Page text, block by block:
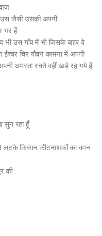
उस जैसी उसकी अपनी
भर हैं
भी उस गाँव में भी जिसके बाहर वे
चिर यौवन कामना में अपनी
अमरता रचते वहीं खड़े रह गये हैं
सुन रहा हूँ
लटके किसान कीटनाशकों का वमन
की